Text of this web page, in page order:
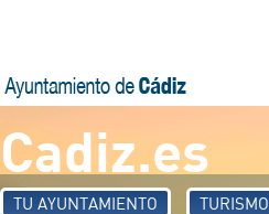
Cadiz.es
TU AYUNTAMIENTO TURISMO